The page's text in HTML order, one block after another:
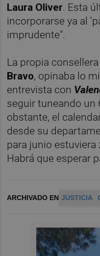
Laura Oliver. Esta
incorporarse ya al
imprudente".
La propia
Bravo, opinaba lo
entrevista con
seguir tuneando un
obstante, el
desde su
para junio estuviera
Habrá que esperar
ARCHIVADO EN JUSTICIA